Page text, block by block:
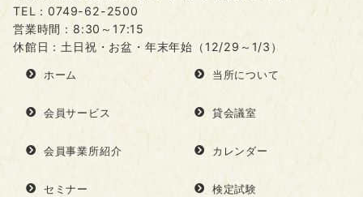
TEL： 0749-62-2500
営業時間：8:30～17:15
休館日：土日祝・お盆・年末年始（12/29～1/3）
ホーム 当所について
会員サービス 貸会議室
会員事業所紹介 カレンダー
セミナー 検定試験